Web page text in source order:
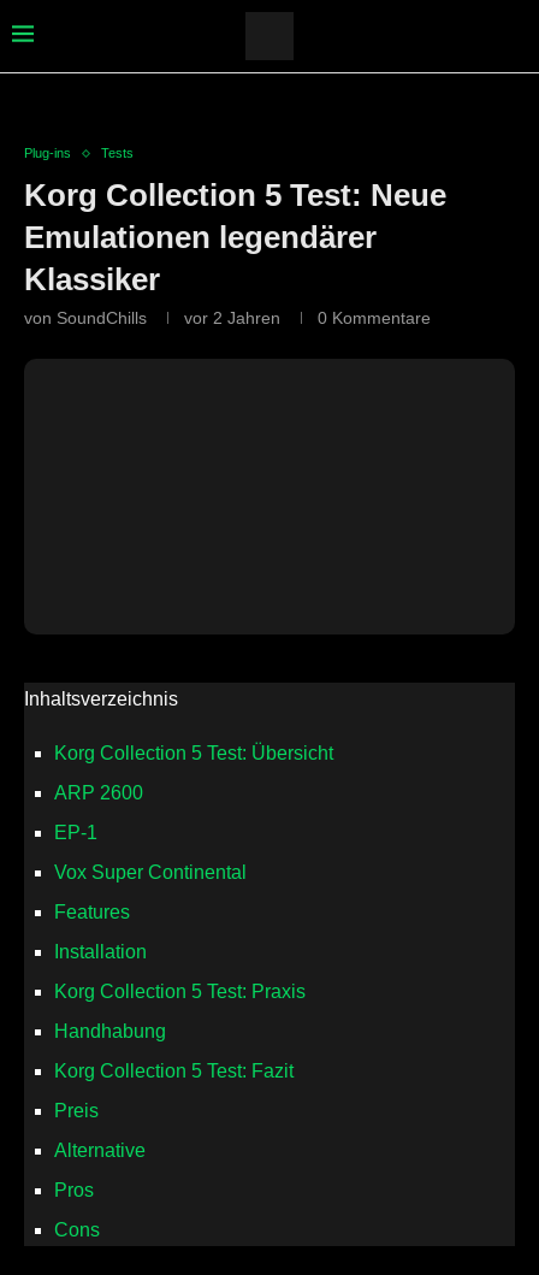
Plug-ins Tests
Korg Collection 5 Test: Neue
Emulationen legendärer
Klassiker
von SoundChills vor 2 Jahren 0 Kommentare
Inhaltsverzeichnis
Korg Collection 5 Test: Übersicht
ARP 2600
EP-1
Vox Super Continental
Features
Installation
Korg Collection 5 Test: Praxis
Handhabung
Korg Collection 5 Test: Fazit
Preis
Alternative
Pros
Cons